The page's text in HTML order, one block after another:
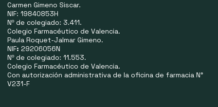
Carmen Gimeno Siscar.
NIF: 19840853H
Nº de colegiado: 3.411.
Colegio Farmacéutico de Valencia.
Paula Roquet-Jalmar Gimeno.
NIF: 29206056N
Nº de colegiado: 11.553.
Colegio Farmacéutico de Valencia.
Con autorización administrativa de la oficina de farmacia N°
V231-F